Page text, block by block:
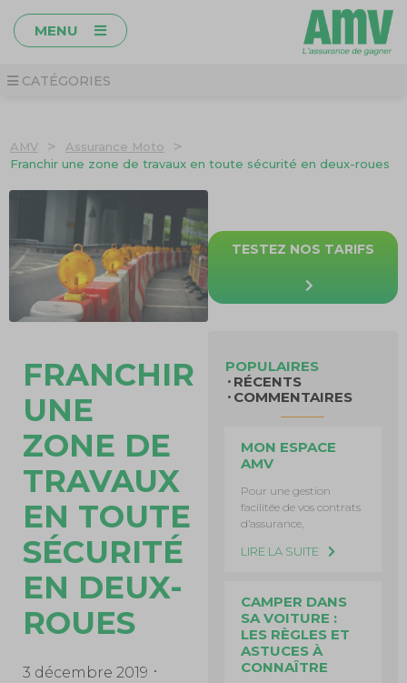
MENU
CATÉGORIES
AMV > Assurance Moto >
Franchir une zone de travaux en toute sécurité en deux-roues
FRANCHIR
UNE
ZONE DE
TRAVAUX
EN TOUTE
SÉCURITÉ
EN DEUX-
ROUES
3 décembre 2019
TESTEZ NOS TARIFS
POPULAIRES
RÉCENTS
COMMENTAIRES
MON ESPACE
AMV
Pour une gestion
facilitée de vos contrats
d’assurance,
LIRE LA SUITE
CAMPER DANS
SA VOITURE :
LES RÈGLES ET
ASTUCES À
CONNAÎTRE